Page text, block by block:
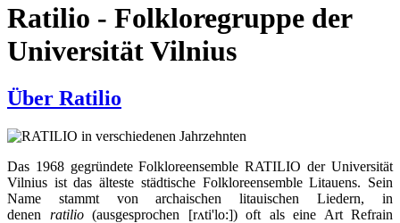
Ratilio - Folkloregruppe der
Universität Vilnius
Über Ratilio
Das 1968 gegründete Folkloreensemble RATILIO der Universität
Vilnius ist das älteste städtische Folkloreensemble Litauens. Sein
Name stammt von archaischen litauischen Liedern, in
denen ratilio(ausgesprochen [rʌti'lo:]) oft als eine Art Refrain